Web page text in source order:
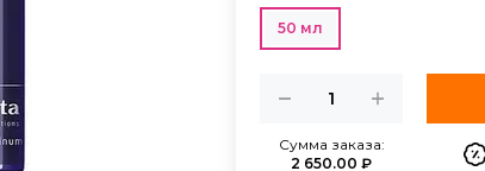
50 мл
Сумма заказа:
2 650.00 ₽